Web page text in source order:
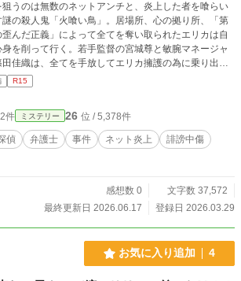
狙うのは無数のネットアンチと、炎上した者を喰らい
謎の殺人鬼「火喰い鳥」。居場所、心の拠り所、「第
歪んだ正義」によって全てを奪い取られたエリカは自
身を削って行く。若手監督の宮城尊と敏腕マネージャ
田佳織は、全てを手放してエリカ擁護の為に乗り出
と反撃の中で出会うのは、確固たる独自のポリシー
異端の弁護士・榊原賢輔。その弁護士と共に調べを
で発覚するのは、現在のネット社会の歪みによって
悲しくてやりきれない真実だった。 炎上、晒し、私
代と共に大きく変化したネット犯罪が生み出した猟
件とそれに狙われた女優の攻防を描くスリラーサス
R15
件 ミステリー 26 位 / 5,378件
偵 弁護士 事件 ネット炎上
誹謗中傷
感想数 0
文字数 37,572
最終更新日 2026.06.17
登録日 2026.03.29
お気に入り追加 4